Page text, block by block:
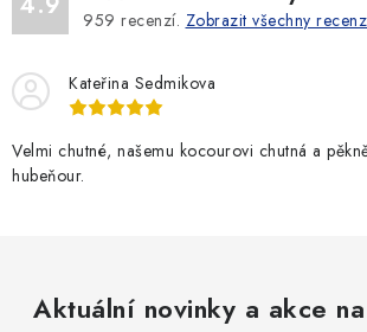
959 recenzí. Zobrazit všechny
Kateřina Sedmikova
Velmi chutné, našemu kocourovi chutná a
hubeňour.
Aktuální novinky a akce